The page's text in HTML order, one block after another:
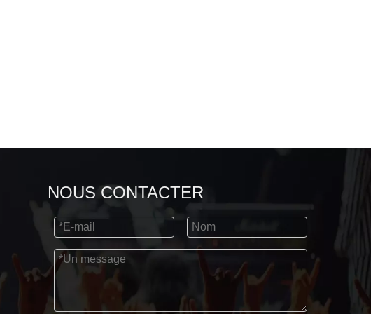
NOUS CONTACTER